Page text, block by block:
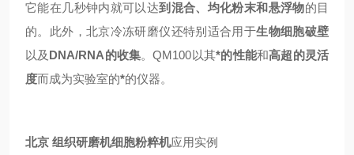
它能在几秒钟内就可以达到混合、均化粉末和悬浮物的目
的。此外，北京冷冻研磨仪还特别适合用于生物细胞破壁
以及 DNA/RNA的收集。QM100以其*的性能和高超的灵活
度而成为实验室的*的仪器。
北京 组织研磨机细胞粉粹机应用实例